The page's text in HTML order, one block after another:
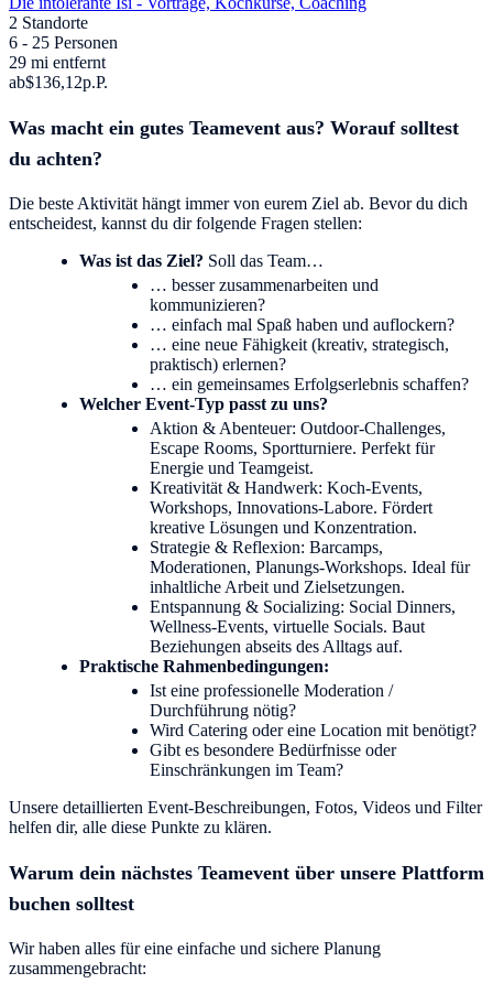
2 Standorte
6 - 25 Personen
29 mi entfernt
ab$136,12p.P.
Was macht ein gutes Teamevent aus? Worauf solltest
du achten?
Die beste Aktivität hängt immer von eurem Ziel ab. Bevor du dich
entscheidest, kannst du dir folgende Fragen stellen:
Was ist das Ziel? Soll das Team…
… besser zusammenarbeiten und
kommunizieren?
… einfach mal Spaß haben und auflockern?
… eine neue Fähigkeit (kreativ, strategisch,
praktisch) erlernen?
… ein gemeinsames Erfolgserlebnis schaffen?
Welcher Event-Typ passt zu uns?
Aktion & Abenteuer: Outdoor-Challenges,
Escape Rooms, Sportturniere. Perfekt für
Energie und Teamgeist.
Kreativität & Handwerk: Koch-Events,
Workshops, Innovations-Labore. Fördert
kreative Lösungen und Konzentration.
Strategie & Reflexion: Barcamps,
Moderationen, Planungs-Workshops. Ideal für
inhaltliche Arbeit und Zielsetzungen.
Entspannung & Socializing: Social Dinners,
Wellness-Events, virtuelle Socials. Baut
Beziehungen abseits des Alltags auf.
Praktische Rahmenbedingungen:
Ist eine professionelle Moderation /
Durchführung nötig?
Wird Catering oder eine Location mit benötigt?
Gibt es besondere Bedürfnisse oder
Einschränkungen im Team?
Unsere detaillierten Event-Beschreibungen, Fotos, Videos und Filter
helfen dir, alle diese Punkte zu klären.
Warum dein nächstes Teamevent über unsere Plattform
buchen solltest
Wir haben alles für eine einfache und sichere Planung
zusammengebracht: